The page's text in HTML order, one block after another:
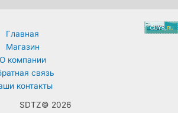
Главная
Магазин
О компании
связь
контакты
SDTZ© 2026